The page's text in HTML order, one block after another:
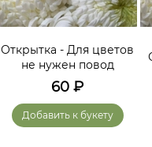
Открытка - Для цветов
не нужен повод
60 ₽
Добавить к букету